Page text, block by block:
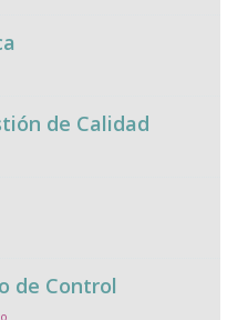
de Calidad
de Control